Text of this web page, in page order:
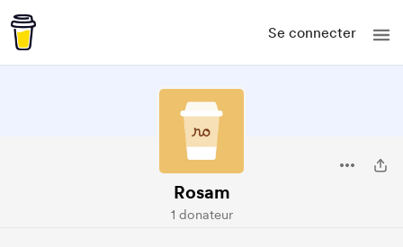
Se connecter
Rosam
1 donateur